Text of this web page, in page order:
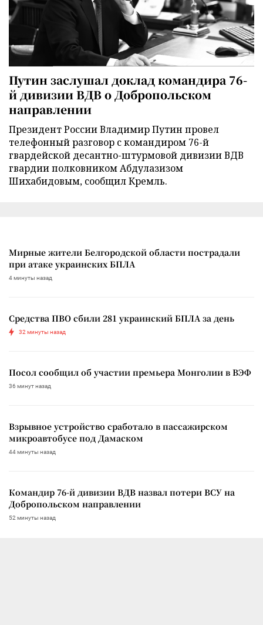
Путин заслушал доклад командира 76-
й дивизии ВДВ о Добропольском
направлении
Президент России Владимир Путин провел
телефонный разговор с командиром 76-й
гвардейской десантно-штурмовой дивизии ВДВ
гвардии полковником Абдулазизом
Шихабидовым, сообщил Кремль.
Мирные жители Белгородской области пострадали
при атаке украинских БПЛА
4 минуты назад
Средства ПВО сбили 281 украинский БПЛА за день
32 минуты назад
Посол сообщил об участии премьера Монголии в ВЭФ
36 минут назад
Взрывное устройство сработало в пассажирском
микроавтобусе под Дамаском
44 минуты назад
Командир 76-й дивизии ВДВ назвал потери ВСУ на
Добропольском направлении
52 минуты назад